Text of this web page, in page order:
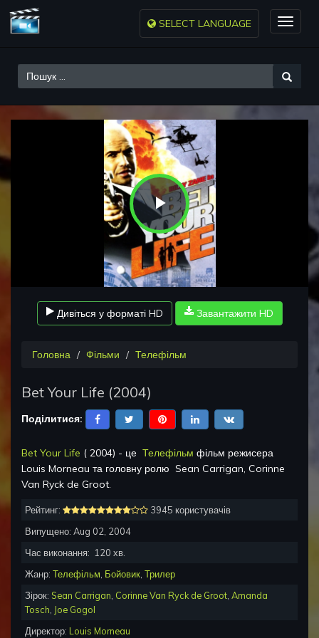
Toggle
SELECT LANGUAGE
Play
Video
Дивіться у форматі HD Завантажити HD
Головна Фільми Телефільм
Bet Your Life (2004)
Поділитися:
Bet Your Life ( 2004) - це Телефільм фільм режисера
Louis Morneau та головну ролю Sean Carrigan, Corinne
Van Ryck de Groot.
Рейтинг:
3945 користувачів
Випущено: Aug 02, 2004
Час виконання: 120 хв.
Жанр: Телефільм Бойовик Трилер
Зірок: Sean Carrigan Corinne Van Ryck de Groot Amanda
Tosch Joe Gogol
Директор: Louis Morneau